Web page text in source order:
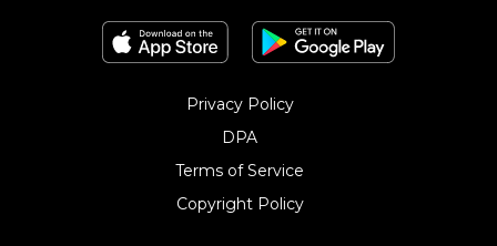
Privacy Policy
DPA
Terms of Service
Copyright Policy‎